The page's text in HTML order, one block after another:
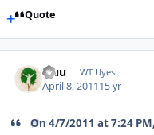
Quote
Fluu WT Uyesi
April 8, 201115 yr
On 4/7/2011 at 7:24